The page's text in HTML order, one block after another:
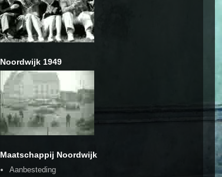
Noordwijk 1949
Maatschappij Noordwijk
Aanbesteding